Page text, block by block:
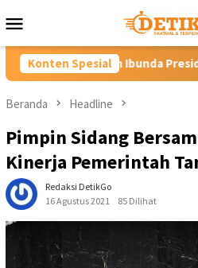
ke
Mobile
Konten Spesial
Presiden Labkesmas
Beranda Headline
Pimpin Sidang
Kinerja Pemerintah
Redaksi DetikGo
16 Agustus 2021
85 Dilihat